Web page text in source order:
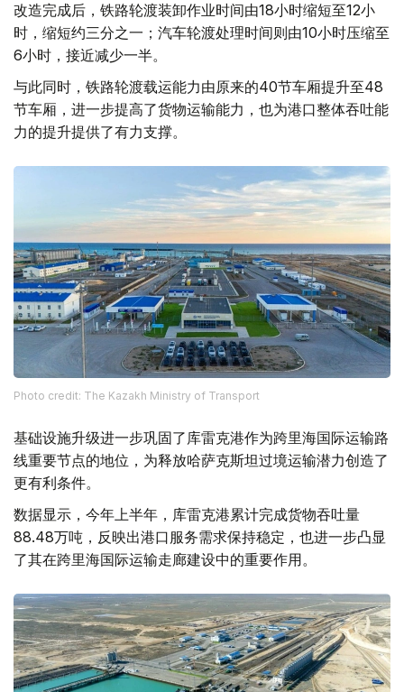
改造完成后，铁路轮渡装卸作业时间由18小时缩短至12小
时，缩短约三分之一；汽车轮渡处理时间则由10小时压缩至
6小时，接近减少一半。
与此同时，铁路轮渡载运能力由原来的40节车厢提升至48
节车厢，进一步提高了货物运输能力，也为港口整体吞吐能
力的提升提供了有力支撑。
Photo credit: The Kazakh Ministry of Transport
基础设施升级进一步巩固了库雷克港作为跨里海国际运输路
线重要节点的地位，为释放哈萨克斯坦过境运输潜力创造了
更有利条件。
数据显示，今年上半年，库雷克港累计完成货物吞吐量
88.48万吨，反映出港口服务需求保持稳定，也进一步凸显
了其在跨里海国际运输走廊建设中的重要作用。